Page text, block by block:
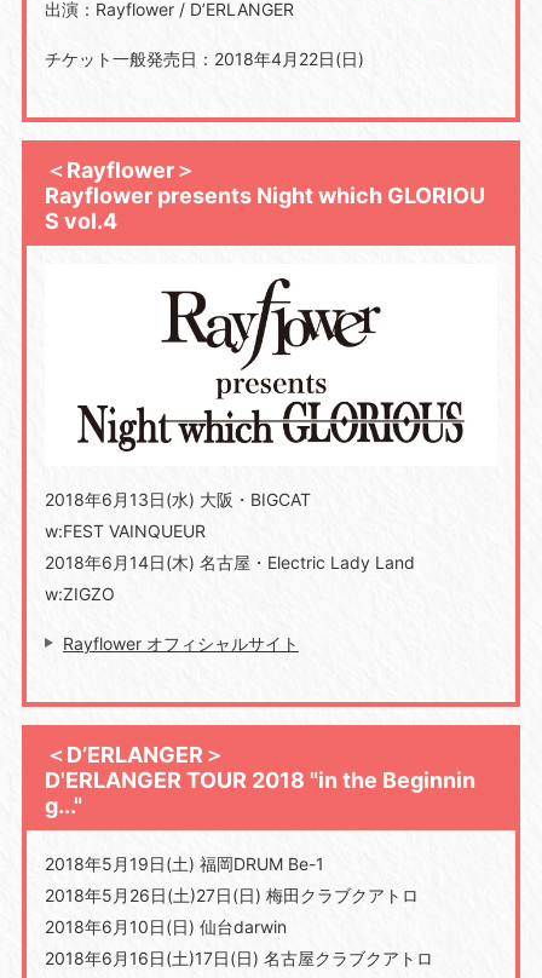
出演：Rayflower / D’ERLANGER
チケット一般発売日：2018年4月22日(日)
＜Rayflower＞
Rayflower presents Night which GLORIOU
S vol.4
2018年6月13日(水) 大阪・BIGCAT
w:FEST VAINQUEUR
2018年6月14日(木) 名古屋・Electric Lady Land
w:ZIGZO
Rayflower オフィシャルサイト
＜D’ERLANGER＞
D'ERLANGER TOUR 2018 "in the Beginnin
g..."
2018年5月19日(土) 福岡DRUM Be-1
2018年5月26日(土)27日(日) 梅田クラブクアトロ
2018年6月10日(日) 仙台darwin
2018年6月16日(土)17日(日) 名古屋クラブクアトロ